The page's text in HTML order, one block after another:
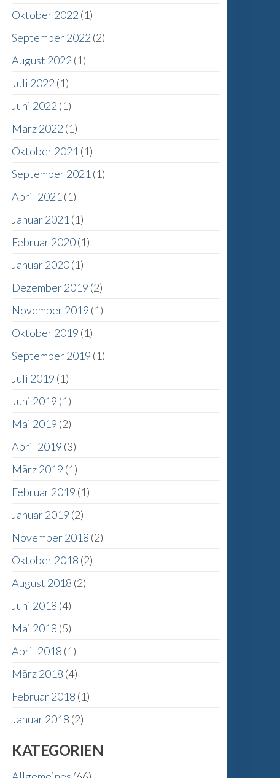
Oktober 2022 (1)
September 2022 (2)
August 2022 (1)
Juli 2022 (1)
Juni 2022 (1)
März 2022 (1)
Oktober 2021 (1)
September 2021 (1)
April 2021 (1)
Januar 2021 (1)
Februar 2020(1)
Januar 2020(1)
Dezember 2019 (2)
November 2019 (1)
Oktober 2019 (1)
September 2019 (1)
Juli 2019 (1)
Juni 2019 (1)
Mai 2019 (2)
April 2019 (3)
März 2019 (1)
Februar 2019 (1)
Januar 2019 (2)
November 2018 (2)
Oktober 2018 (2)
August 2018 (2)
Juni 2018 (4)
Mai 2018 (5)
April 2018 (1)
März 2018 (4)
Februar 2018 (1)
Januar 2018 (2)
KATEGORIEN